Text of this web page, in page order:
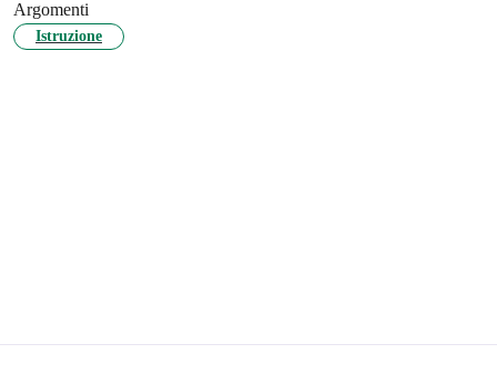
Argomenti
Istruzione